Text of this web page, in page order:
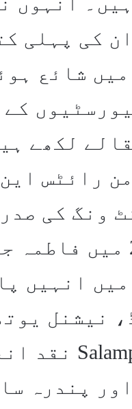
دوسری کتاب 2010
لکھے
رائٹس
ونگ کی
جس پر انہیں 2009
نوازا گیا۔ 2011
نقد
پندرہ